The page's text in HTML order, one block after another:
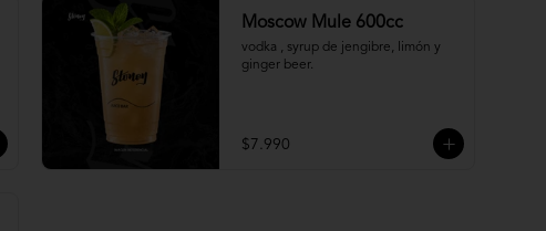
Moscow Mule 600cc
vodka , syrup de jengibre, limón y
ginger beer.
$7.990